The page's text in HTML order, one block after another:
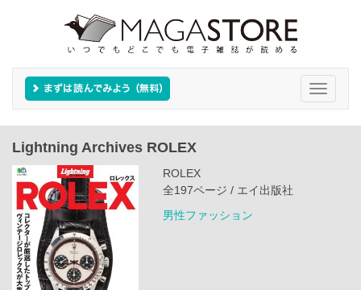
Toggle
Lightning Archives ROLEX
ROLEX
全197ページ / エイ出版社
男性ファッション